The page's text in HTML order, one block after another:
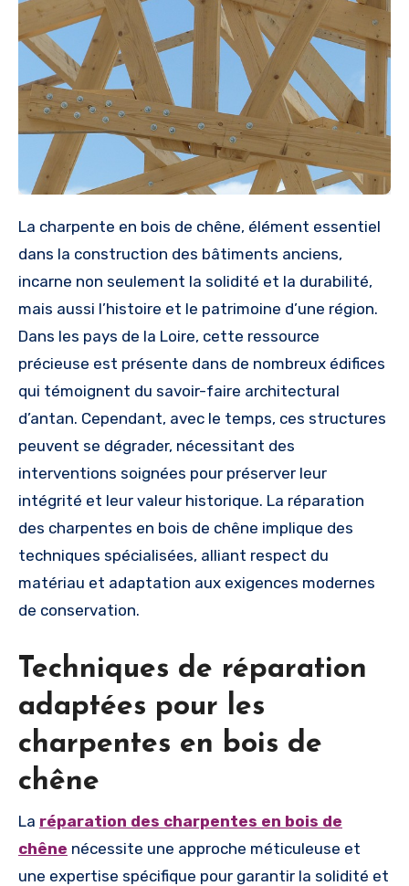
La charpente en bois de chêne, élément essentiel
dans la construction des bâtiments anciens,
incarne non seulement la solidité et la durabilité,
mais aussi l’histoire et le patrimoine d’une région.
Dans les pays de la Loire, cette ressource
précieuse est présente dans de nombreux édifices
qui témoignent du savoir-faire architectural
d’antan. Cependant, avec le temps, ces structures
peuvent se dégrader, nécessitant des
interventions soignées pour préserver leur
intégrité et leur valeur historique. La réparation
des charpentes en bois de chêne implique des
techniques spécialisées, alliant respect du
matériau et adaptation aux exigences modernes
de conservation.
Techniques de réparation
adaptées pour les
charpentes en bois de
chêne
La réparation des charpentes en bois de
chêne nécessite une approche méticuleuse et
une expertise spécifique pour garantir la solidité et